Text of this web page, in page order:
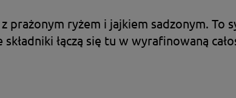
ryżem i jajkiem sadzonym. To
łączą się tu w wyrafinowaną